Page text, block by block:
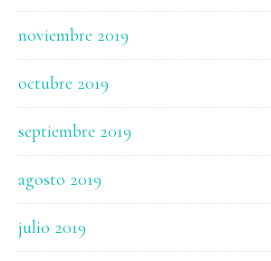
noviembre 2019
octubre 2019
septiembre 2019
agosto 2019
julio 2019